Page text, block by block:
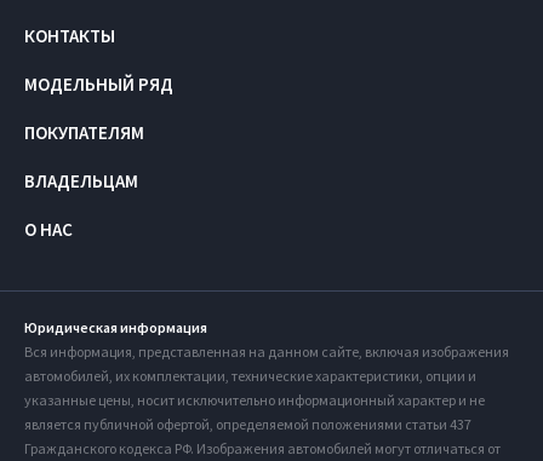
КОНТАКТЫ
МОДЕЛЬНЫЙ РЯД
ПОКУПАТЕЛЯМ
ВЛАДЕЛЬЦАМ
О НАС
Юридическая информация
Вся информация, представленная на данном сайте, включая изображения
автомобилей, их комплектации, технические характеристики, опции и
указанные цены, носит исключительно информационный характер и не
является публичной офертой, определяемой положениями статьи 437
Гражданского кодекса РФ. Изображения автомобилей могут отличаться от